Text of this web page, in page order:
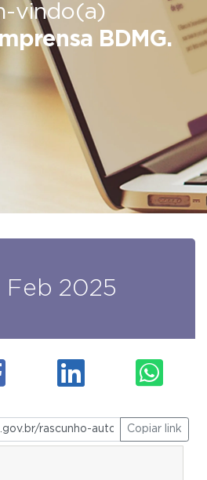
vindo(a)
BDMG.
Feb 2025
Copiar link